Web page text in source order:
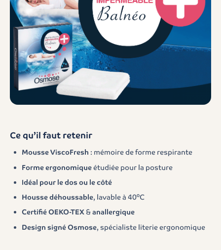
Ce qu’il faut retenir
Mousse ViscoFresh : mémoire de forme respirante
Forme ergonomiqueétudiée pour la posture
Idéal pour le dos ou le côté
Housse déhoussable, lavable à 40°C
Certifié OEKO-TEX&anallergique
Design signé Osmose, spécialiste literie ergonomique